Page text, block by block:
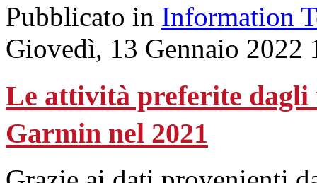
Pubblicato in Information
Giovedì, 13 Gennaio 2022
Le attività preferite
Garmin nel 2021